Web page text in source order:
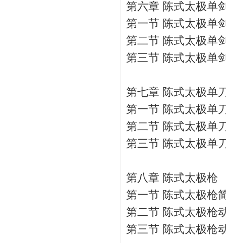
第六章 陈式太极单
第一节 陈式太极单
第二节 陈式太极单
第三节 陈式太极单
第七章 陈式太极单
第一节 陈式太极单
第二节 陈式太极单
第三节 陈式太极单
第八章 陈式太极枪
第一节 陈式太极枪
第二节 陈式太极枪
第三节 陈式太极枪